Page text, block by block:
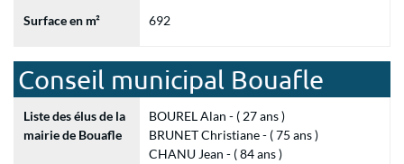
Surface en m² 692
Conseil municipal Bouafle
Liste des élus de la
mairie de Bouafle
BOUREL Alan - ( 27 ans )
BRUNET Christiane - ( 75 ans )
CHANU Jean - ( 84 ans )